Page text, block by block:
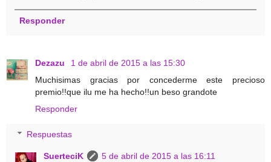
Responder
Dezazu
1 de abril de 2015 a las 15:30
Muchisimas gracias por concederme este precioso
premio!!que ilu me ha hecho!!un beso grandote
Responder
Respuestas
SuerteciK 5 de abril de 2015 a las 16:11